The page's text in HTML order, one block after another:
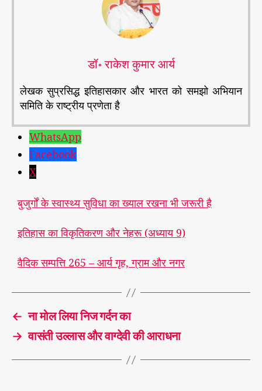
डॉ॰ राकेश कुमार आर्य
लेखक सुप्रसिद्ध इतिहासकार और भारत को समझो अभियान
समिति के राष्ट्रीय प्रणेता है
WhatsApp
Facebook
X
बुजुर्गों के स्वास्थ्य सुविधा का ख्याल रखना भी जरूरी है
इतिहास का विकृतिकरण और नेहरू (अध्याय 9)
वैदिक सम्पत्ति 265 – आर्य गृह, ग्राम और नगर
← ना मोल लिया निज गर्दन का
→ वासंती उल्लास और वाग्देवी की आराधना